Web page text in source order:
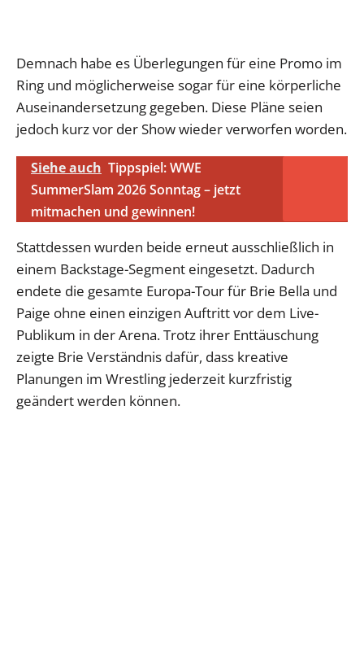
Demnach habe es Überlegungen für eine Promo im
Ring und möglicherweise sogar für eine körperliche
Auseinandersetzung gegeben. Diese Pläne seien
jedoch kurz vor der Show wieder verworfen worden.
Siehe auch Tippspiel: WWE
SummerSlam 2026 Sonntag – jetzt
mitmachen und gewinnen!
Stattdessen wurden beide erneut ausschließlich in
einem Backstage-Segment eingesetzt. Dadurch
endete die gesamte Europa-Tour für Brie Bella und
Paige ohne einen einzigen Auftritt vor dem Live-
Publikum in der Arena. Trotz ihrer Enttäuschung
zeigte Brie Verständnis dafür, dass kreative
Planungen im Wrestling jederzeit kurzfristig
geändert werden können.